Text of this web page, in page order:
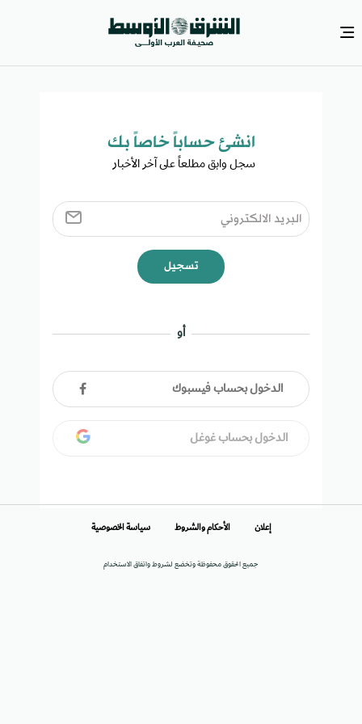
انشئ حساباً خاصاً بك​
سجل وابق مطلعاً على آخر الأخبار ​
تسجيل
أو
الدخول بحساب فيسبوك
الدخول بحساب غوغل
جميع الحقوق محفوظة وتخضع لشروط واتفاق الاستخدام
إعلان الأحكام والشروط سياسة الخصوصية